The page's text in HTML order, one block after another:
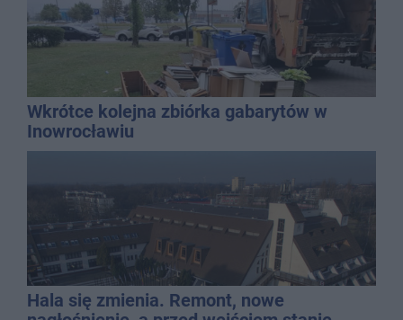
Wkrótce kolejna zbiórka gabarytów w
Inowrocławiu
Hala się zmienia. Remont, nowe